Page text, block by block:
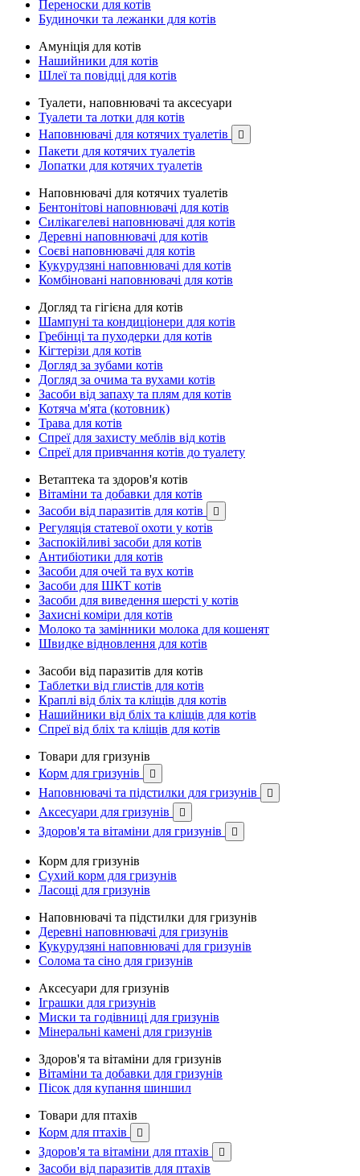
Переноски для котів
Будиночки та лежанки для котів
Амуніція для котів
Нашийники для котів
Шлеї та повідці для котів
Туалети, наповнювачі та аксесуари
Туалети та лотки для котів
Наповнювачі для котячих туалетів

Пакети для котячих туалетів
Лопатки для котячих туалетів
Наповнювачі для котячих туалетів
Бентонітові наповнювачі для котів
Силікагелеві наповнювачі для котів
Деревні наповнювачі для котів
Соєві наповнювачі для котів
Кукурудзяні наповнювачі для котів
Комбіновані наповнювачі для котів
Догляд та гігієна для котів
Шампуні та кондиціонери для котів
Гребінці та пуходерки для котів
Кігтерізи для котів
Догляд за зубами котів
Догляд за очима та вухами котів
Засоби від запаху та плям для котів
Котяча м'ята (котовник)
Трава для котів
Спреї для захисту меблів від котів
Спреї для привчання котів до туалету
Ветаптека та здоров'я котів
Вітаміни та добавки для котів
Засоби від паразитів для котів

Регуляція статевої охоти у котів
Заспокійливі засоби для котів
Антибіотики для котів
Засоби для очей та вух котів
Засоби для ШКТ котів
Засоби для виведення шерсті у котів
Захисні коміри для котів
Молоко та замінники молока для кошенят
Швидке відновлення для котів
Засоби від паразитів для котів
Таблетки від глистів для котів
Краплі від бліх та кліщів для котів
Нашийники від бліх та кліщів для котів
Спреї від бліх та кліщів для котів
Товари для гризунів
Корм для гризунів

Наповнювачі та підстилки для гризунів 
Аксесуари для гризунів 
Здоров'я та вітаміни для гризунів 
Корм для гризунів
Сухий корм для гризунів
Ласощі для гризунів
Наповнювачі та підстилки для гризунів
Деревні наповнювачі для гризунів
Кукурудзяні наповнювачі для гризунів
Солома та сіно для гризунів
Аксесуари для гризунів
Іграшки для гризунів
Миски та годівниці для гризунів
Мінеральні камені для гризунів
Здоров'я та вітаміни для гризунів
Вітаміни та добавки для гризунів
Пісок для купання шиншил
Товари для птахів
Корм для птахів

Здоров'я та вітаміни для птахів 
Засоби від паразитів для птахів